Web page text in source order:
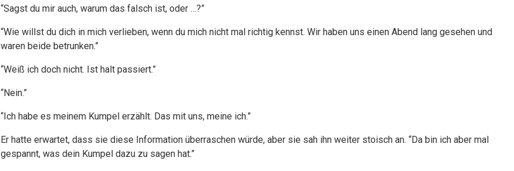
“Sagst du mir auch, warum das falsch ist, oder …?”
“Wie willst du dich in mich verlieben, wenn du mich nicht mal richtig kennst. Wir haben uns einen Abend lang gesehen und
waren beide betrunken.”
“Weiß ich doch nicht. Ist halt passiert.”
“Nein.”
“Ich habe es meinem Kumpel erzählt. Das mit uns, meine ich.”
Er hatte erwartet, dass sie diese Information überraschen würde, aber sie sah ihn weiter stoisch an. “Da bin ich aber mal
gespannt, was dein Kumpel dazu zu sagen hat.”